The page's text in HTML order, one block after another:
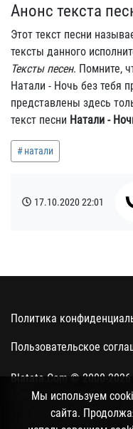
Анонс текста
Этот текст песни
тексты данного
Тексты песен. Помните,
Натали - Ночь без тебя
представлены здесь
текст песни Натали -
натали
17.10.202022:01
Политика
Пользовательское
Blatata.Com © 2000-
Использование сайта
с политикой
Мы используем
сайта.